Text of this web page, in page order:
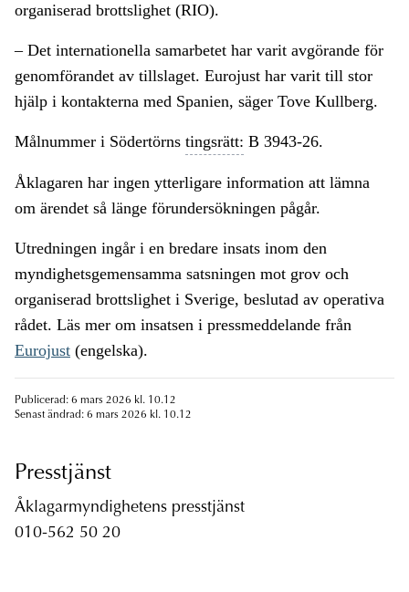
organiserad brottslighet (RIO).
– Det internationella samarbetet har varit avgörande för
genomförandet av tillslaget. Eurojust har varit till stor
hjälp i kontakterna med Spanien, säger Tove Kullberg.
Målnummer i Södertörns tingsrätt: B 3943-26.
Åklagaren har ingen ytterligare information att lämna
om ärendet så länge förundersökningen pågår.
Utredningen ingår i en bredare insats inom den
myndighetsgemensamma satsningen mot grov och
organiserad brottslighet i Sverige, beslutad av operativa
rådet. Läs mer om insatsen i pressmeddelande från
Eurojust (engelska).
Publicerad: 6 mars 2026 kl. 10.12
Senast ändrad: 6 mars 2026 kl. 10.12
Presstjänst
Åklagarmyndighetens presstjänst
010-562 50 20